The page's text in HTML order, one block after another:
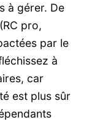
à gérer. De
pro,
par le
à
car
est plus sûr